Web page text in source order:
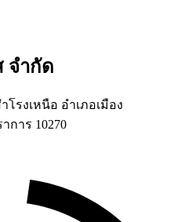
จำกัด
โรงเหนือ อำเภอเมือง
การ 10270